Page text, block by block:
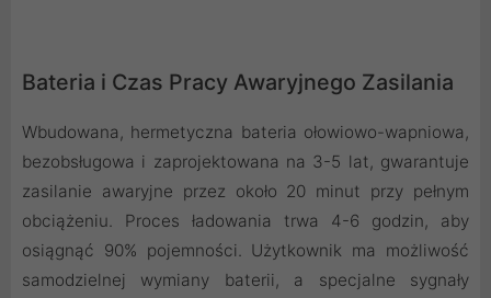
Bateria i Czas Pracy Awaryjnego Zasilania
Wbudowana, hermetyczna bateria ołowiowo-wapniowa,
bezobsługowa i zaprojektowana na 3-5 lat, gwarantuje
zasilanie awaryjne przez około 20 minut przy pełnym
obciążeniu. Proces ładowania trwa 4-6 godzin, aby
osiągnąć 90% pojemności. Użytkownik ma możliwość
samodzielnej wymiany baterii, a specjalne sygnały